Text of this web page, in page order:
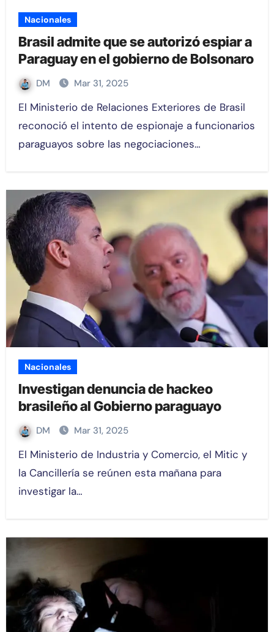
Nacionales
Brasil admite que se autorizó espiar a
Paraguay en el gobierno de Bolsonaro
DM Mar 31, 2025
El Ministerio de Relaciones Exteriores de Brasil
reconoció el intento de espionaje a funcionarios
paraguayos sobre las negociaciones…
Nacionales
Investigan denuncia de hackeo
brasileño al Gobierno paraguayo
DM Mar 31, 2025
El Ministerio de Industria y Comercio, el Mitic y
la Cancillería se reúnen esta mañana para
investigar la…